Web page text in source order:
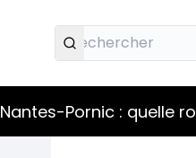
Nantes-Pornic : quelle